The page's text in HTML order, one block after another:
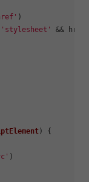
)
'stylesheet'
&&
) {
)